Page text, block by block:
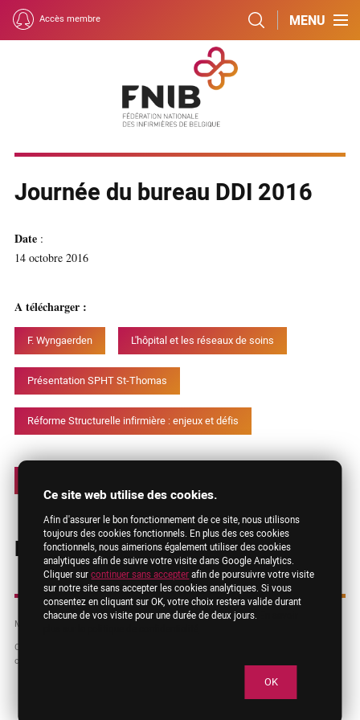
MENU
Accès membre
Journée du bureau DDI 2016
Date :
14 octobre 2016
A télécharger :
F. Wyngaerden L'hôpital et les réseaux de soins
Présentation SPHT St-Thomas
Réforme Structurelle infirmière : enjeux et défis
Partagez
Mentions légales
Contact
Copyright © 2019 FNIB. Les dénominations, logos et autres images employés sur
ce site sont la propriété exclusive de leur propriétaire.
Ce site web utilise des cookies.
Afin d'assurer le bon fonctionnement de ce site, nous utilisons
toujours des cookies fonctionnels. En plus des ces cookies
fonctionnels, nous aimerions également utiliser des cookies
analytiques afin de suivre votre visite dans Google Analytics.
Cliquer surcontinuer sans accepterafin de poursuivre votre visite
sur notre site sans accepter les cookies analytiques. Si vous
consentez en cliquant sur OK, votre choix restera valide durant
chacune de vos visite pour une durée de deux jours.
OK